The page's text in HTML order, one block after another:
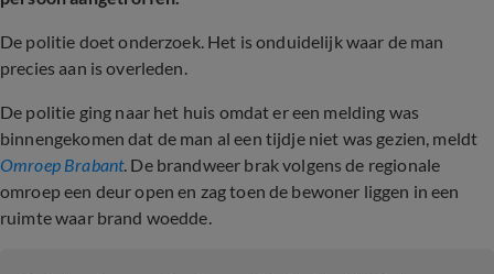
De politie doet onderzoek. Het is onduidelijk waar de man
precies aan is overleden.
De politie ging naar het huis omdat er een melding was
binnengekomen dat de man al een tijdje niet was gezien, meldt
Omroep Brabant. De brandweer brak volgens de regionale
omroep een deur open en zag toen de bewoner liggen in een
ruimte waar brand woedde.